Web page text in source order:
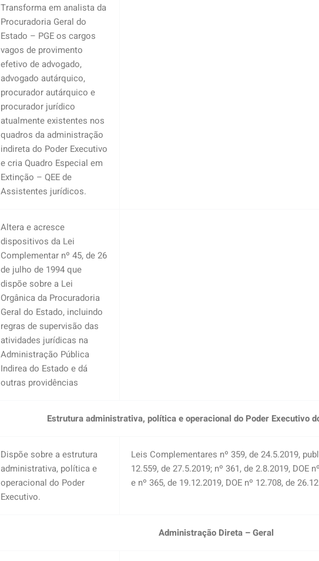
Transforma em analista da
Procuradoria Geral do
Estado – PGE os cargos
vagos de provimento
efetivo de advogado,
advogado autárquico,
procurador autárquico e
procurador jurídico
atualmente existentes nos
quadros da administração
indireta do Poder Executivo
e cria Quadro Especial em
Extinção – QEE de
Assistentes jurídicos.
Altera e acresce
dispositivos da Lei
Complementar nº 45, de 26
de julho de 1994 que
dispõe sobre a Lei
Orgânica da Procuradoria
Geral do Estado, incluindo
regras de supervisão das
atividades jurídicas na
Administração Pública
Indirea do Estado e dá
outras providências
Estrutura administrativa, política e operacional do Poder Executivo
Dispõe sobre a estrutura
administrativa, política e
operacional do Poder
Executivo.
Leis Complementares nº 359, de 24.5.2019,
12.559, de 27.5.2019; nº 361, de 2.8.2019, DOE
e nº 365, de 19.12.2019, DOE nº 12.708, de
Administração Direta – Geral